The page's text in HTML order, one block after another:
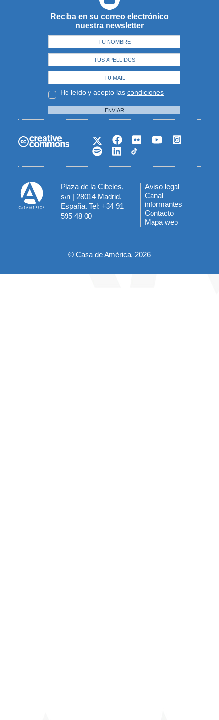
Reciba en su correo electrónico
nuestra newsletter
He leído y acepto las condiciones
ENVIAR
Plaza de la Cibeles,
s/n | 28014 Madrid,
España. Tel: +34 91
595 48 00
Menú
del
pie
Aviso legal
Canal
informantes
Contacto
Mapa web
© Casa de América, 2026